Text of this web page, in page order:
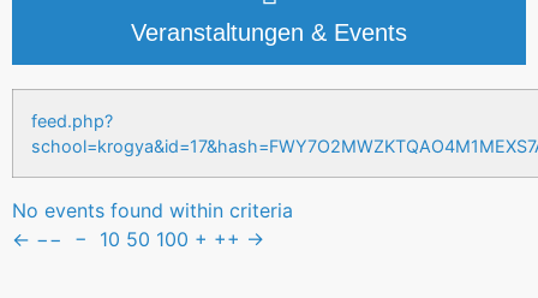
Veranstaltungen & Events
feed.php?
No events found within criteria
← −− − 10 50 100 + ++ →